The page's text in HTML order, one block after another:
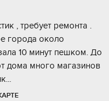
, требует ремонта .
города около
10 минут пешком. До
дома много магазинов